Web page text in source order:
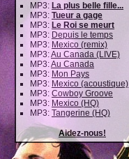
MP3: La plus belle fille...
MP3: Tueur a gage
MP3: Le Roi se meurt
MP3: Depuis le temps
MP3: Mexico (remix)
MP3:Au Canada (LIVE)
MP3:Au Canada
MP3: Mon Pays
MP3: Mexico (acoustique)
MP3: Cowboy Groove
MP3: Mexico (HQ)
MP3: Tangerine (HQ)
Aidez-nous!